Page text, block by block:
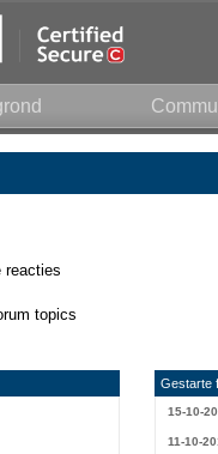
topics
Gestarte
15-10-
11-10-